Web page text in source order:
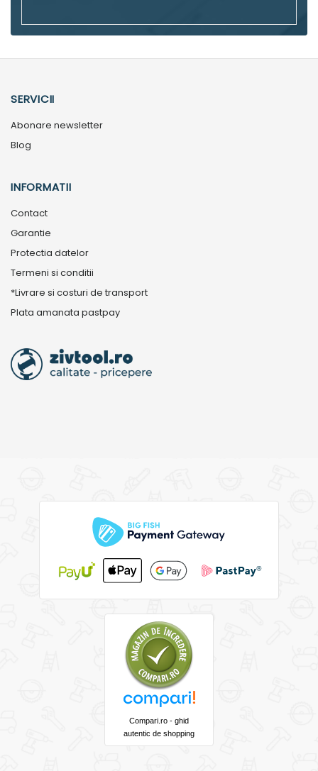
SERVICII
Abonare newsletter
Blog
INFORMATII
Contact
Garantie
Protectia datelor
Termeni si conditii
*Livrare si costuri de transport
Plata amanata pastpay
Compari.ro - ghid
autentic de shopping